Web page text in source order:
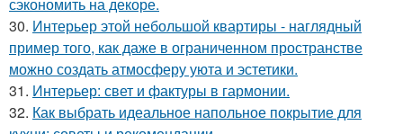
сэкономить на декоре.
30. Интерьер этой небольшой квартиры - наглядный
пример того, как даже в ограниченном пространстве
можно создать атмосферу уюта и эстетики.
31. Интерьер: свет и фактуры в гармонии.
32. Как выбрать идеальное напольное покрытие для